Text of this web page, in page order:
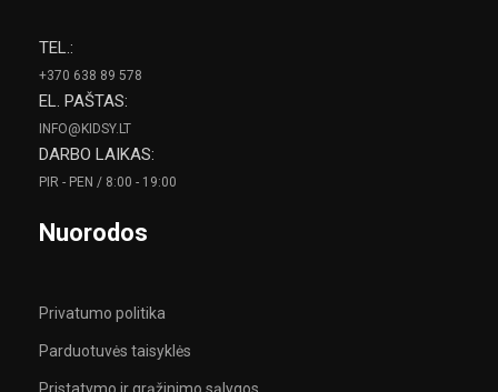
TEL.:
+370 638 89 578
EL. PAŠTAS:
INFO@KIDSY.LT
DARBO LAIKAS:
PIR - PEN / 8:00 - 19:00
Nuorodos
Privatumo politika
Parduotuvės taisyklės